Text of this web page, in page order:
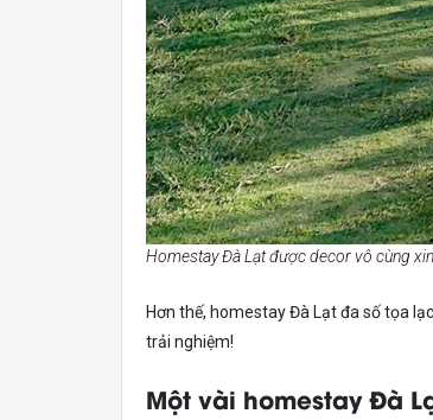
Homestay Đà Lạt được decor vô cùng
Hơn thế, homestay Đà Lạt đa số tọa
trải nghiệm!
Một vài homestay Đà